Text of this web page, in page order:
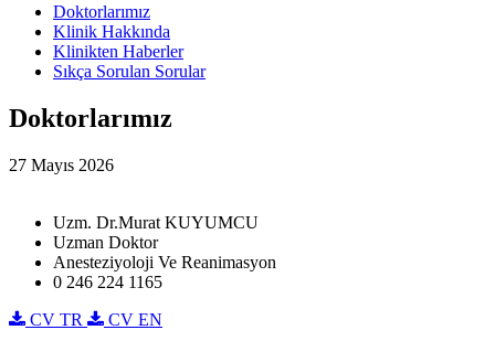
Doktorlarımız
Klinik Hakkında
Klinikten Haberler
Sıkça Sorulan Sorular
Doktorlarımız
27 Mayıs 2026
Uzm. Dr.Murat KUYUMCU
Uzman Doktor
Anesteziyoloji Ve Reanimasyon
0 246 224 1165
CV TR
CV EN